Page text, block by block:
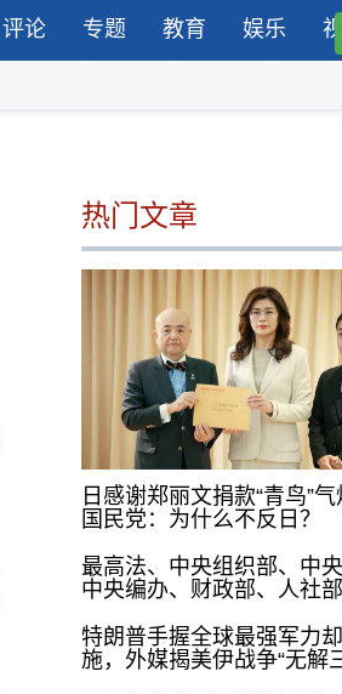
评论 专题 教育 娱乐
热门文章
日感谢郑丽文捐款“青鸟”气
国民党：为什么不反日？
最高法、中央组织部、中央
中央编办、财政部、人社
特朗普手握全球最强军力却
施，外媒揭美伊战争“无解